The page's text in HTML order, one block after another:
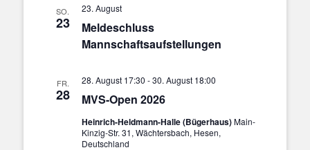
SO.
23
Meldeschluss
Mannschaftsaufstellungen
23. August
FR.
28 MVS-Open 2026
28. August 17:30 -30. August 18:00
Heinrich-Heldmann-Halle (Bügerhaus)Main-
Kinzig-Str. 31, Wächtersbach, Hesen,
Deutschland